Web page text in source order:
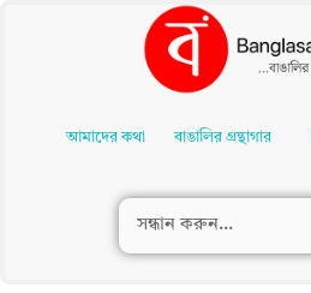
Contentআমাদের কথা বাঙালির গ্রন্থাগার